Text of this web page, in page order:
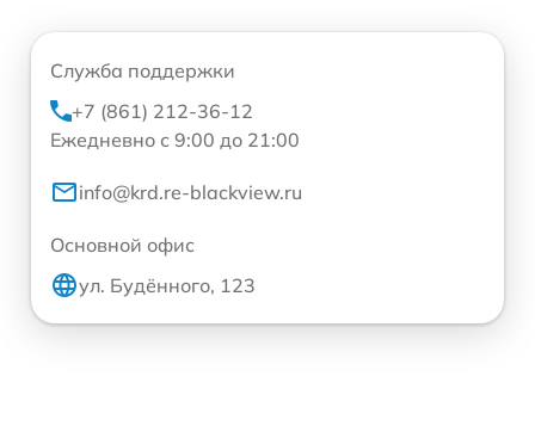
Служба поддержки
+7 (861) 212-36-12
Ежедневно с 9:00 до 21:00
info@krd.re-blackview.ru
Основной офис
ул. Будённого, 123